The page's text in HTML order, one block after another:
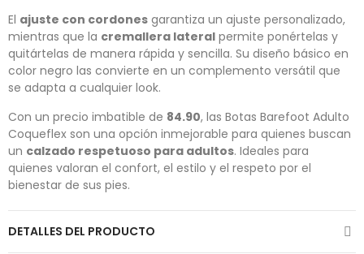
El ajuste con cordones garantiza un ajuste personalizado,
mientras que la cremallera lateral permite ponértelas y
quitártelas de manera rápida y sencilla. Su diseño básico en
color negro las convierte en un complemento versátil que
se adapta a cualquier look.
Con un precio imbatible de 84.90, las Botas Barefoot Adulto
Coqueflex son una opción inmejorable para quienes buscan
un calzado respetuoso para adultos. Ideales para
quienes valoran el confort, el estilo y el respeto por el
bienestar de sus pies.
DETALLES DEL PRODUCTO